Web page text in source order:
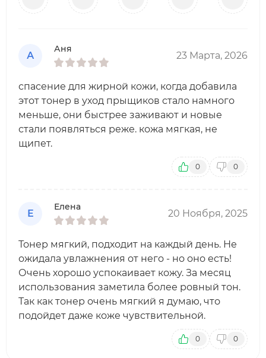
А
Аня
23 Марта, 2026
спасение для жирной кожи, когда добавила
этот тонер в уход прыщиков стало намного
меньше, они быстрее заживают и новые
стали появляться реже. кожа мягкая, не
щипет.
0 0
Е
Елена
20 Ноября, 2025
Тонер мягкий, подходит на каждый день. Не
ожидала увлажнения от него - но оно есть!
Очень хорошо успокаивает кожу. За месяц
использования заметила более ровный тон.
Так как тонер очень мягкий я думаю, что
подойдет даже коже чувствительной.
0 0